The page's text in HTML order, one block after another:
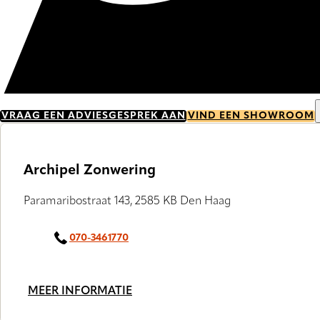
VRAAG EEN ADVIESGESPREK AAN VIND EEN SHOWROOM
Archipel Zonwering
Paramaribostraat 143, 2585 KB Den Haag
070-3461770
MEER INFORMATIE